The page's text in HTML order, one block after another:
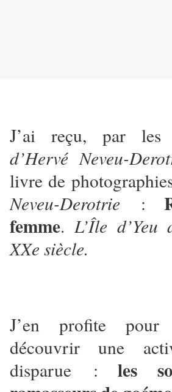
J’ai reçu, par les
d’Hervé Neveu-
livre de
Neveu-Derotrie :
femme.L’Île
XXe siècle.
J’en profite
découvrir une
disparue : les